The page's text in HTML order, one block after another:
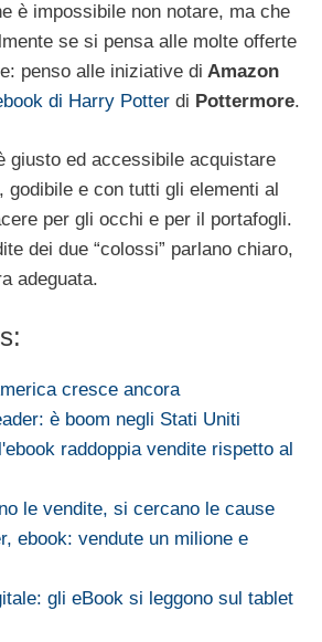
è impossibile non notare, ma che
se si pensa alle molte offerte
penso alle iniziative di Amazon
di Harry Potter di Pottermore.
giusto ed accessibile acquistare
godibile e con tutti gli elementi al
per gli occhi e per il portafogli.
dei due “colossi” parlano chiaro,
adeguata.
cresce ancora
è boom negli Stati Uniti
raddoppia vendite rispetto al
le vendite, si cercano le cause
ebook: vendute un milione e
gli eBook si leggono sul tablet